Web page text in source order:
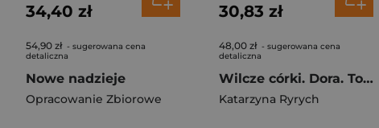
34,40 zł
54,90 zł - sugerowana cena
detaliczna
Nowe nadzieje
Opracowanie Zbiorowe
30,83 zł
48,00 zł - sugerowana cena
detaliczna
Wilcze córki. Dora. Tom 2
Katarzyna Ryrych